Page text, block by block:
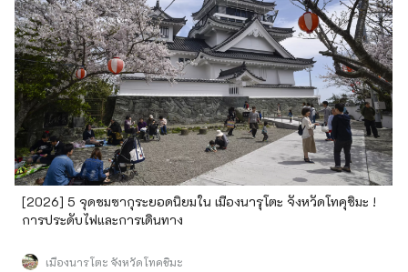
[2026] 5 จุดชมซากุระยอดนิยมใน เมืองนารุโตะ จังหวัดโทคุชิมะ !
การประดับไฟและการเดินทาง
เมืองนารุโตะ จังหวัดโทคุชิมะ